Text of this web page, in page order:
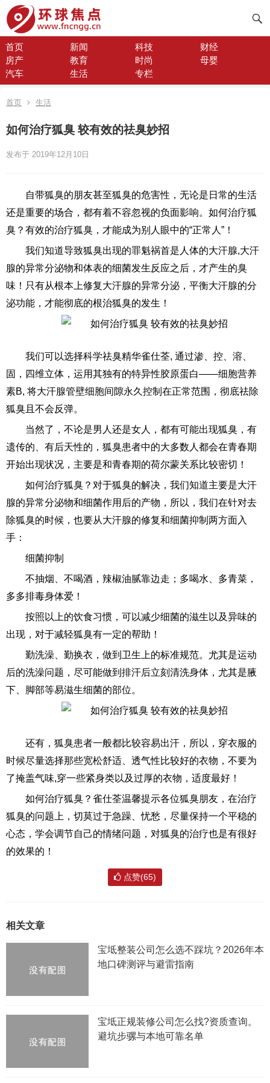
首页 新闻 科技
财经
房产
教育 时尚
母婴
汽车
生活 专栏
首页 生活
如何治疗狐臭 较有效的祛臭妙招
发布于 2019年12月10日
​自带狐臭的朋友甚至狐臭的危害性，无论是日常的生活
还是重要的场合，都有着不容忽视的负面影响。如何治疗狐
臭？有效的治疗狐臭，才能成为别人眼中的“正常人”！
我们知道导致狐臭出现的罪魁祸首是人体的大汗腺,大汗
腺的异常分泌物和体表的细菌发生反应之后，才产生的臭
味！只有从根本上修复大汗腺的异常分泌，平衡大汗腺的分
泌功能，才能彻底的根治狐臭的发生！
我们可以选择科学祛臭精华雀仕荃, 通过渗、控、溶、
固，四维立体，运用其独有的特异性胶原蛋白——细胞营养
素B, 将大汗腺管壁细胞间隙永久控制在正常范围，彻底祛除
狐臭且不会反弹。
当然了，不论是男人还是女人，都有可能出现狐臭，有
遗传的、有后天性的，狐臭患者中的大多数人都会在青春期
开始出现状况，主要是和青春期的荷尔蒙关系比较密切！
如何治疗狐臭？对于狐臭的解决，我们知道主要是大汗
腺的异常分泌物和细菌作用后的产物，所以，我们在针对去
除狐臭的时候，也要从大汗腺的修复和细菌抑制两方面入
手：
细菌抑制
不抽烟、不喝酒，辣椒油腻靠边走；多喝水、多青菜，
多多排毒身体爱！
按照以上的饮食习惯，可以减少细菌的滋生以及异味的
出现，对于减轻狐臭有一定的帮助！
勤洗澡、勤换衣，做到卫生上的标准规范。尤其是运动
后的洗澡问题，尽可能做到排汗后立刻清洗身体，尤其是腋
下、脚部等易滋生细菌的部位。
还有，狐臭患者一般都比较容易出汗，所以，穿衣服的
时候尽量选择那些宽松舒适、透气性比较好的衣物，不要为
了掩盖气味,穿一些紧身类以及过厚的衣物，适度最好！
如何治疗狐臭？雀仕荃温馨提示各位狐臭朋友，在治疗
狐臭的问题上，切莫过于急躁、忧愁，尽量保持一个平稳的
心态，学会调节自己的情绪问题，对狐臭的治疗也是有很好
的效果的！
点赞(65)
相关文章
宝坻整装公司怎么选不踩坑？2026年本
地口碑测评与避雷指南
宝坻正规装修公司怎么找?资质查询。
避坑步骡与本地可靠名单